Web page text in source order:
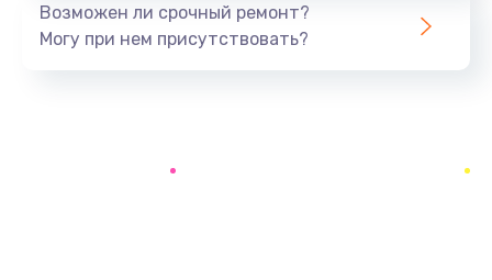
Заказать
Возможен ли срочный ремонт?
Могу при нем присутствовать?